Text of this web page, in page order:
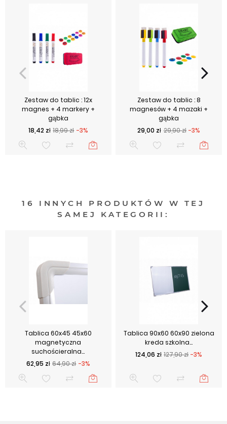
Zestaw do tablic : 12x
magnes + 4 markery +
gąbka
Cena podstawowa
18,99 zł -3%
Cena
18,42 zł
Zestaw do tablic : 8
magnesów + 4 mazaki +
gąbka
Cena podstawowa
29,90 zł -3%
Cena
29,00 zł
16 INNYCH PRODUKTÓW W TEJ
SAMEJ KATEGORII:
Tablica 60x45 45x60
magnetyczna
suchościeralna...
Cena podstawowa
64,90 zł -3%
Cena
62,95 zł
Tablica 90x60 60x90 zielona
kreda szkolna...
Cena podstawowa
127,90 zł -3%
Cena
124,06 zł